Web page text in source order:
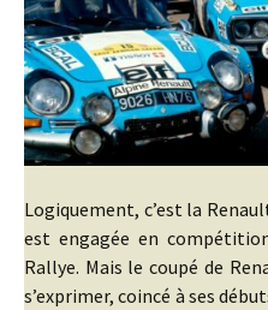
Logiquement, c’est la
est engagée en
Rallye. Mais le coupé de
s’exprimer, coincé à ses